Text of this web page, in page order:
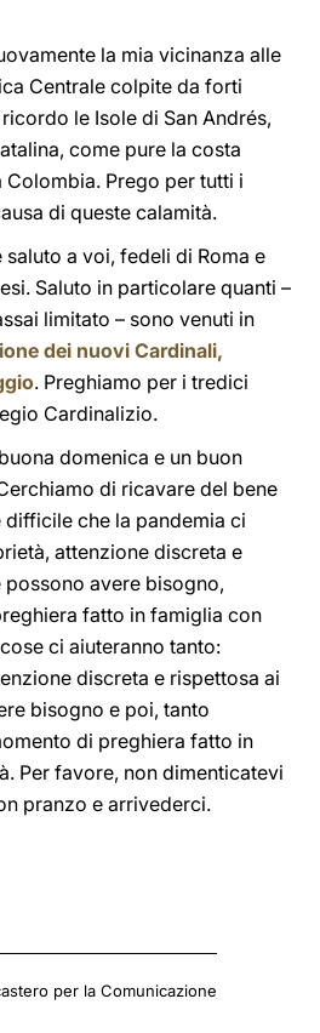
la mia vicinanza alle
Centrale colpite da forti
le Isole di San Andrés,
come pure la costa
Prego per tutti i
di queste calamità.
a voi, fedeli di Roma e
Saluto in particolare quanti –
limitato – sono venuti in
dei nuovi Cardinali,
. Preghiamo per i tredici
Cardinalizio.
domenica e un buon
di ricavare del bene
che la pandemia ci
attenzione discreta e
avere bisogno,
fatto in famiglia con
ci aiuteranno tanto:
discreta e rispettosa ai
bisogno e poi, tanto
di preghiera fatto in
Per favore, non dimenticatevi
pranzo e arrivederci.
per la Comunicazione